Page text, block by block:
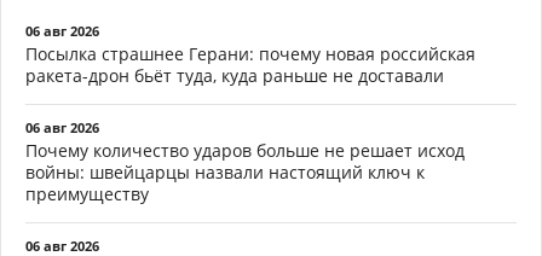
06 авг 2026
Посылка страшнее Герани: почему новая российская
ракета-дрон бьёт туда, куда раньше не доставали
06 авг 2026
Почему количество ударов больше не решает исход
войны: швейцарцы назвали настоящий ключ к
преимуществу
06 авг 2026